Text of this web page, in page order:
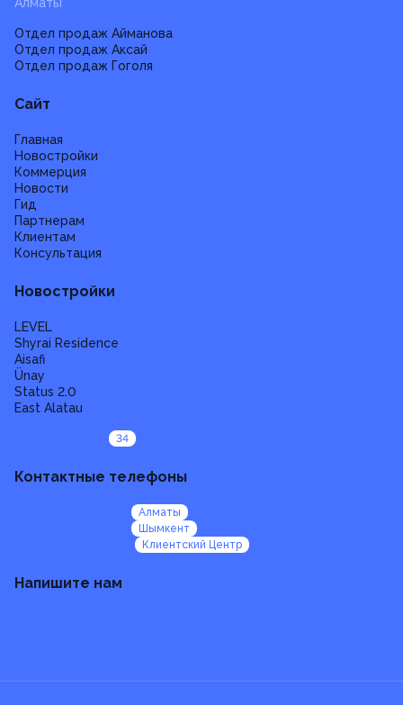
Отдел продаж Айманова
Отдел продаж Аксай
Отдел продаж Гоголя
Сайт
Главная
Новостройки
Коммерция
Новости
Гид
Партнерам
Клиентам
Консультация
Новостройки
LEVEL
Shyrai Residence
Aisafi
Ünay
Status 2.0
East Alatau
34
Контактные телефоны
Алматы
Шымкент
Клиентский Центр
Напишите нам